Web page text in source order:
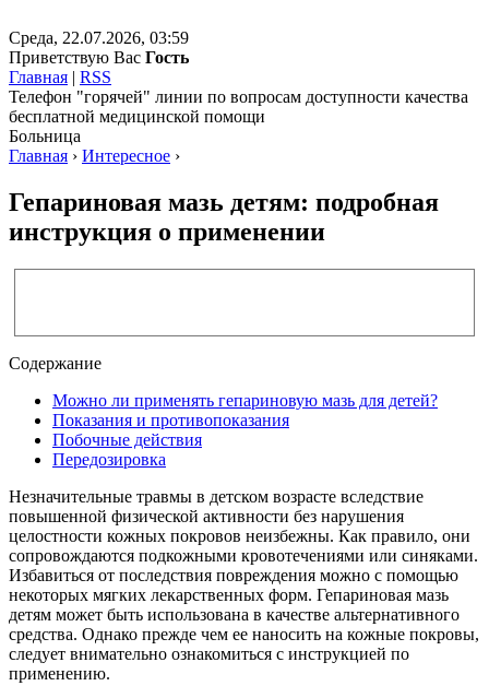
Среда, 22.07.2026, 03:59
Приветствую Вас Гость
Главная | RSS
Телефон "горячей" линии по вопросам доступности качества
бесплатной медицинской помощи
Больница
Главная › Интересное ›
Гепариновая мазь детям: подробная
инструкция о применении
Содержание
Можно ли применять гепариновую мазь для детей?
Показания и противопоказания
Побочные действия
Передозировка
Незначительные травмы в детском возрасте вследствие
повышенной физической активности без нарушения
целостности кожных покровов неизбежны. Как правило, они
сопровождаются подкожными кровотечениями или синяками.
Избавиться от последствия повреждения можно с помощью
некоторых мягких лекарственных форм. Гепариновая мазь
детям может быть использована в качестве альтернативного
средства. Однако прежде чем ее наносить на кожные покровы,
следует внимательно ознакомиться с инструкцией по
применению.